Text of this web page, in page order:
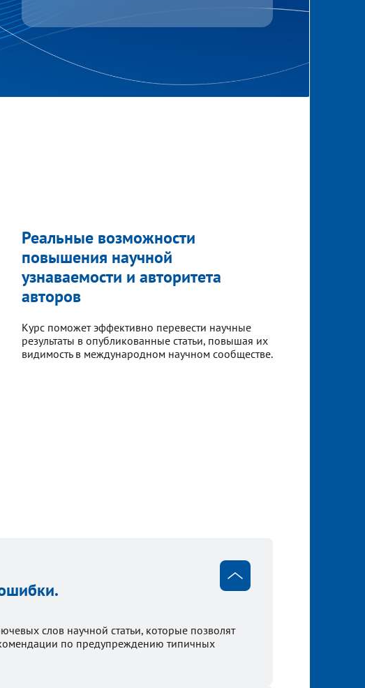
Реальные возможности
повышения научной
узнаваемости и авторитета
авторов
Курс поможет эффективно перевести научные
результаты в опубликованные статьи, повышая их
видимость в международном научном сообществе.
слов научной статьи, которые позволят
по предупреждению типичных